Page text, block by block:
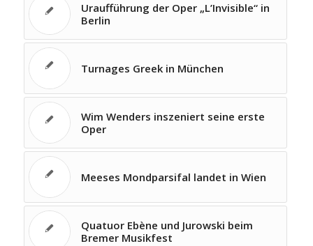
Uraufführung der Oper „L’Invisible“ in
Berlin
Turnages Greek in München
Wim Wenders inszeniert seine erste
Oper
Meeses Mondparsifal landet in Wien
Quatuor Ebène und Jurowski beim
Bremer Musikfest